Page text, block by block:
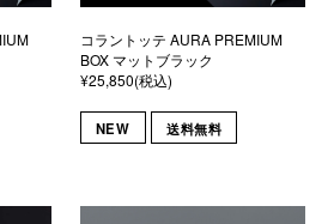
コラントッテ AURA PREMIUM
BOX マットブラック
¥25,850(税込)
NEW 送料無料